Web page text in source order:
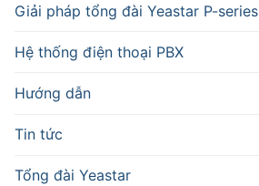
Giải pháp tổng đài Yeastar P-series
Hệ thống điện thoại PBX
Hướng dẫn
Tin tức
Tổng đài Yeastar